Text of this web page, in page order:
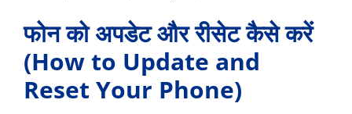
फोन को अपडेट और रीसेट कैसे करें
(How to Update and
Reset Your Phone)